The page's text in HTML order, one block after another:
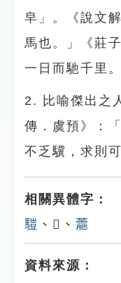
皁」。《說文
馬也。」《莊
一日而馳千里。
2. 比喻傑出之
傳．虞預》：
不乏驥，求則可
相關異體字：
𩥉 、𩦸、 蘎
資料來源：